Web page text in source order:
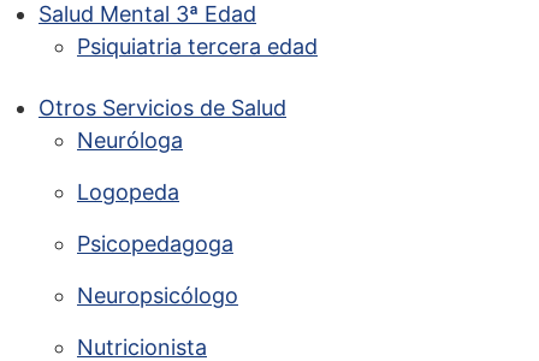
Salud Mental 3ª Edad
Psiquiatria tercera edad
Otros Servicios de Salud
Neuróloga
Logopeda
Psicopedagoga
Neuropsicólogo
Nutricionista